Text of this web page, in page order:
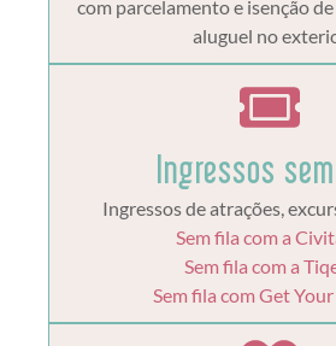
com parcelamento e isenção
aluguel no
Ingressos
Ingressos de atrações,
Sem fila com a
Sem fila com a
Sem fila com Get